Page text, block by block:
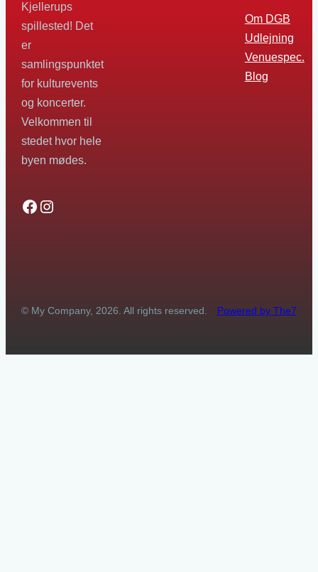
Kjellerups
spillested! Det
er
samlingspunktet
for kulturevents
og koncerter.
Velkommen til
stedet hvor hele
byen mødes.
Facebook
Instagram
Om DGB
Udlejning
Venuespec.
Blog
© My Company, 2026. All rights reserved. Powered by The7